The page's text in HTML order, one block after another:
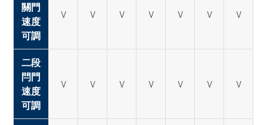
關門
速度
可調
V V V V V V V
二段
閂門
速度
可調
V V V V V V V